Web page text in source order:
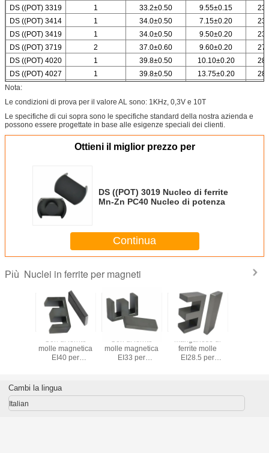
DS ((POT) 3319
1 33.2±0.50 9.55±0.15
DS ((POT) 3414
1 34.0±0.50 7.15±0.20
DS ((POT) 3419
1 34.0±0.50 9.50±0.20
DS ((POT) 3719
2 37.0±0.60 9.60±0.20
DS ((POT) 4020
1 39.8±0.50 10.10±0.20
DS ((POT) 4027
1 39.8±0.50 13.75±0.20
DS ((POT) 4027-1
Nota:
Le condizioni di prova per il valore AL sono: 1KHz, 0,3V e 10T
Le specifiche di cui sopra sono le specifiche standard della nostra azienda e
possono essere progettate in base alle esigenze speciali dei clienti.
Ottieni il miglior prezzo per
DS ((POT) 3019 Nucleo di ferrite
Mn-Zn PC40 Nucleo di potenza
Continua
Più Nuclei in ferrite per magneti
molle magnetica
EI40 per
molle magnetica
EI33 per
ferrite molle
EI28.5 per
Cambi la lingua
Italian